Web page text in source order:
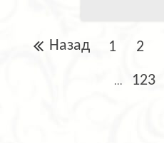
Назад 1 2
... 123